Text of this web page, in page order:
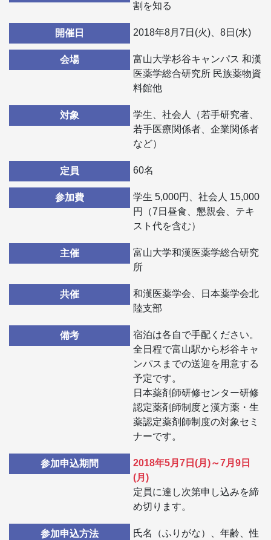
割を知る
開催日 2018年8月7日(火)、8日(水)
会場
富山大学杉谷キャンパス 和漢
医薬学総合研究所 民族薬物資
料館他
対象
学生、社会人（若手研究者、
若手医療関係者、企業関係者
など）
定員 60名
参加費
学生 5,000円、社会人 15,000
円（7日昼食、懇親会、テキ
スト代を含む）
主催
富山大学和漢医薬学総合研究
所
共催
和漢医薬学会、日本薬学会北
陸支部
備考
宿泊は各自で手配ください。
全日程で富山駅から杉谷キャ
ンパスまでの送迎を用意する
予定です。
日本薬剤師研修センター研修
認定薬剤師制度と漢方薬・生
薬認定薬剤師制度の対象セミ
ナーです。
参加申込期間
2018年5月7日(月)～7月9日
(月)
定員に達し次第申し込みを締
め切ります。
参加申込方法
氏名（ふりがな）、年齢、性